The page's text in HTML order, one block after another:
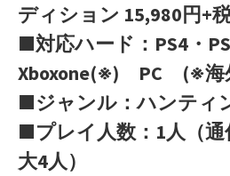
ディション 15,980円+
■対応ハード：PS4・
Xboxone(※) PC (※海
■ジャンル：ハンティ
■プレイ人数：1人（
大4人）